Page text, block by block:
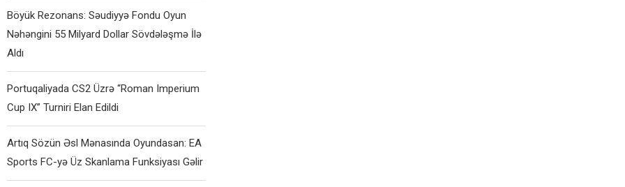
Böyük Rezonans: Səudiyyə Fondu Oyun
Nəhəngini 55 Milyard Dollar Sövdələşmə İlə
Aldı
Portuqaliyada CS2 Üzrə “Roman Imperium
Cup IX” Turniri Elan Edildi
Artıq Sözün Əsl Mənasında Oyundasan: EA
Sports FC-yə Üz Skanlama Funksiyası Gəlir